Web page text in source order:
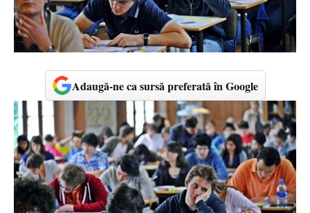
Adaugă-ne ca sursă preferată în Google